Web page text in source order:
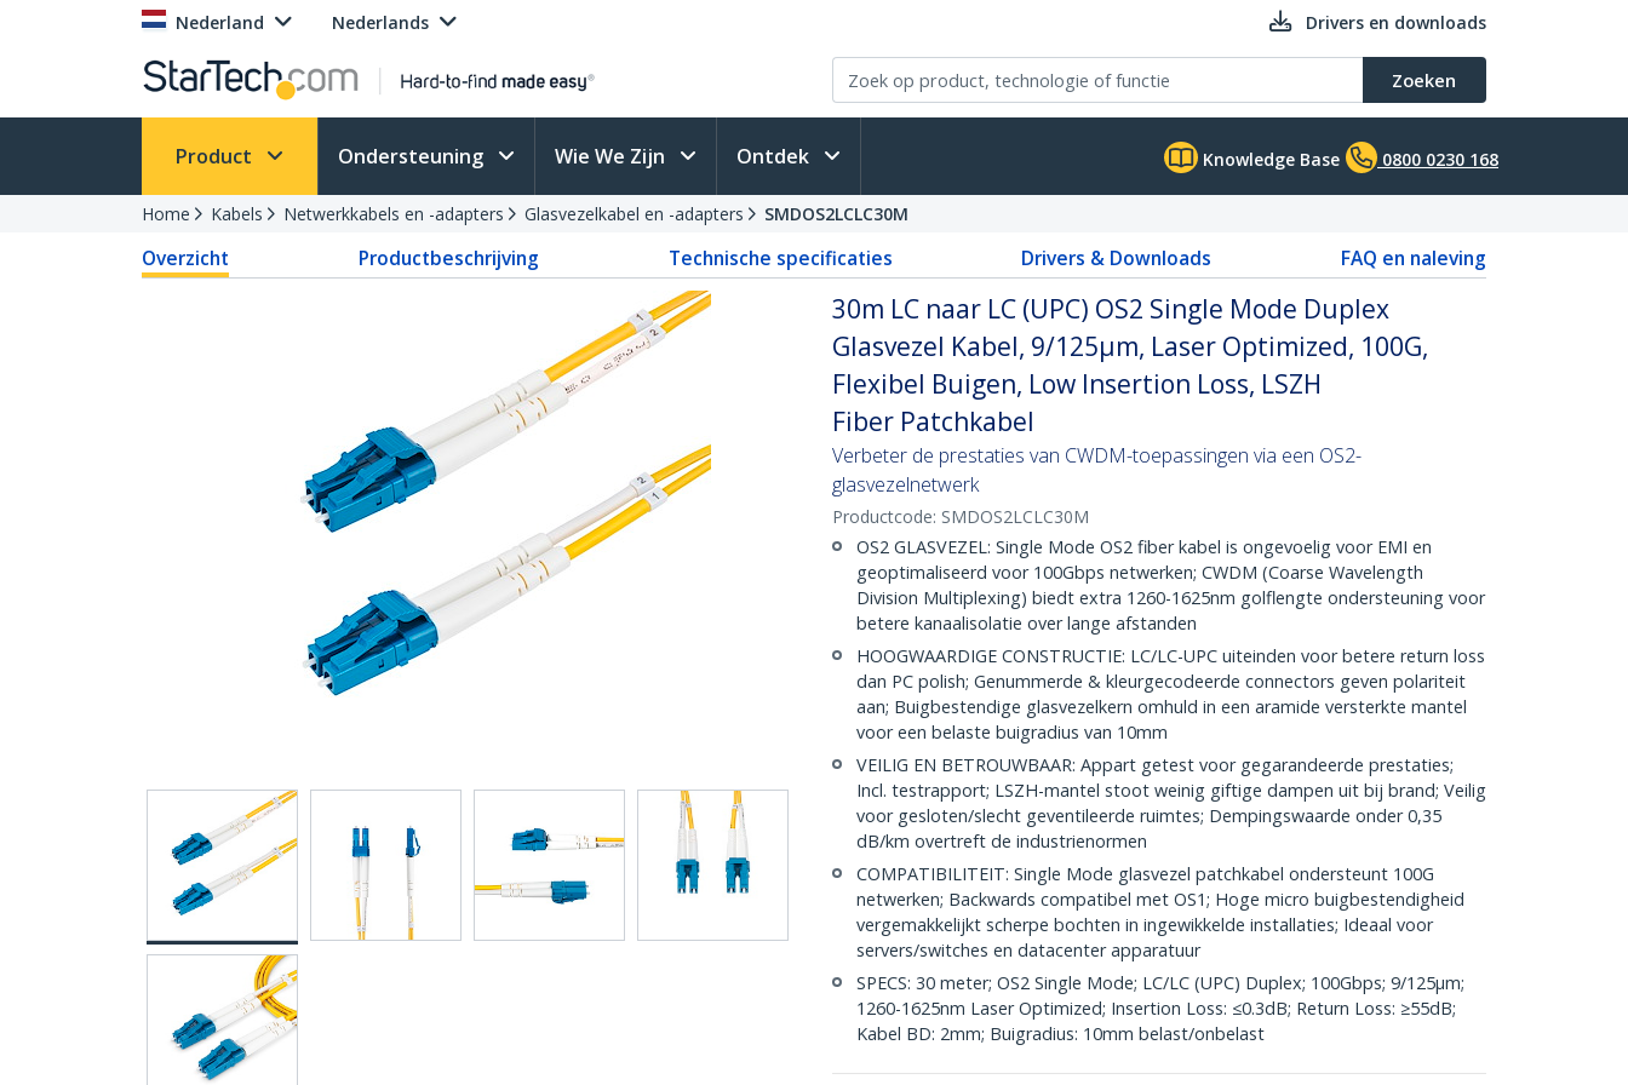
Nederland Nederlands Drivers en downloads
Zoeken
Product Ondersteuning Wie We Zijn Ontdek Knowledge Base 0800 0230 168
Home Kabels Netwerkkabels en -adapters Glasvezelkabel en -adapters SMDOS2LCLC30M
Overzicht Productbeschrijving Technische specificaties Drivers & Downloads FAQ en naleving
30m LC naar LC (UPC) OS2 Single Mode Duplex
Glasvezel Kabel, 9/125µm, Laser Optimized, 100G,
Flexibel Buigen, Low Insertion Loss, LSZH
Fiber Patchkabel
Verbeter de prestaties van CWDM-toepassingen via een OS2-
glasvezelnetwerk
Productcode: SMDOS2LCLC30M
OS2 GLASVEZEL: Single Mode OS2 fiber kabel is ongevoelig voor EMI en
geoptimaliseerd voor 100Gbps netwerken; CWDM (Coarse Wavelength
Division Multiplexing) biedt extra 1260-1625nm golflengte ondersteuning voor
betere kanaalisolatie over lange afstanden
HOOGWAARDIGE CONSTRUCTIE: LC/LC-UPC uiteinden voor betere return loss
dan PC polish; Genummerde & kleurgecodeerde connectors geven polariteit
aan; Buigbestendige glasvezelkern omhuld in een aramide versterkte mantel
voor een belaste buigradius van 10mm
VEILIG EN BETROUWBAAR: Appart getest voor gegarandeerde prestaties;
Incl. testrapport; LSZH-mantel stoot weinig giftige dampen uit bij brand; Veilig
voor gesloten/slecht geventileerde ruimtes; Dempingswaarde onder 0,35
dB/km overtreft de industrienormen
COMPATIBILITEIT: Single Mode glasvezel patchkabel ondersteunt 100G
netwerken; Backwards compatibel met OS1; Hoge micro buigbestendigheid
vergemakkelijkt scherpe bochten in ingewikkelde installaties; Ideaal voor
servers/switches en datacenter apparatuur
SPECS: 30 meter; OS2 Single Mode; LC/LC (UPC) Duplex; 100Gbps; 9/125µm;
1260-1625nm Laser Optimized; Insertion Loss: ≤0.3dB; Return Loss: ≥55dB;
Kabel BD: 2mm; Buigradius: 10mm belast/onbelast